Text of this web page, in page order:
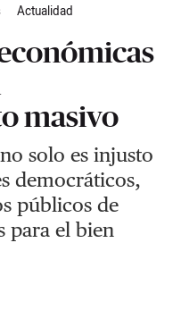
Actualidad
masivo
solo es injusto
democráticos,
públicos de
para el bien